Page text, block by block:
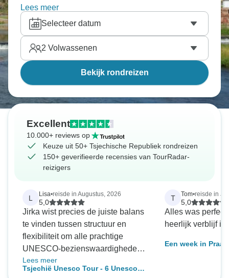
avontuurlijke junkies zijn er multisportreizen met
fietsen, wandelen en kanoën. Voor degenen die
Tsjechië in een langzamer tempo willen verkennen,
kan een ontspannende cruise worden genoten op
de schilderachtige
Lees meer
Selecteer datum
2 Volwassenen
Bekijk rondreizen
Excellent
10.000+ reviews op
Keuze uit 50+ Tsjechische Republiek rondreizen
150+ geverifieerde recensies van TourRadar-
reizigers
L Lisa•reisde in Augustus, 2026
5,0
Jirka wist precies de juiste balans
te vinden tussen structuur en
flexibiliteit om alle prachtige
UNESCO-bezienswaardigheden
te verkennen. Het programma zat
vol, maar voelde niet gehaast aan.
Lees meer
Tsjechië Unesco Tour - 6 Unesco
T Tom•reisde in
5,0
Alles was
heerlijk verblijf in
Een week in